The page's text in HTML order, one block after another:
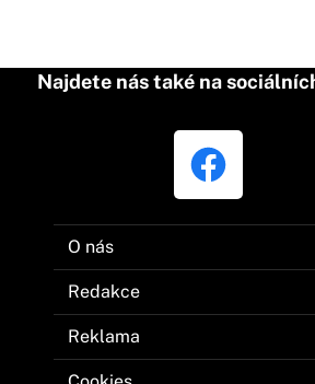
Najdete nás také na
O nás
Redakce
Reklama